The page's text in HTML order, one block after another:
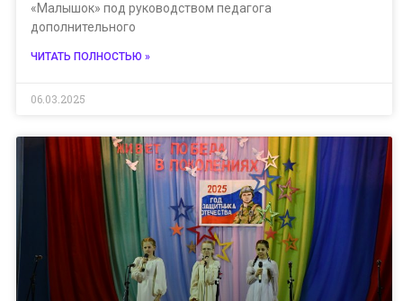
«Малышок» под руководством педагога
дополнительного
ЧИТАТЬ ПОЛНОСТЬЮ »
06.03.2025